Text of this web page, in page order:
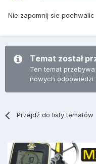
Nie zapomnij sie
Temat został
Ten temat
nowych odpowiedzi
Przejdź do listy tematów